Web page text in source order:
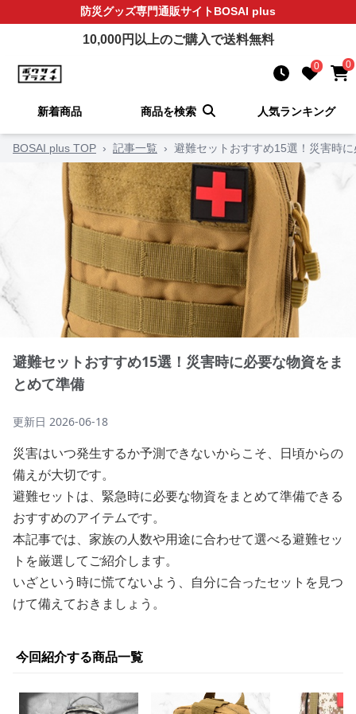
防災グッズ専門通販サイトBOSAI plus
10,000円以上のご購入で送料無料
0 0
新着商品 商品を検索 人気ランキング
BOSAI plus TOP › 記事一覧 › 避難セットおすすめ15選！災害時
避難セットおすすめ15選！災害時に必要な物資をま
とめて準備
更新日 2026-06-18
災害はいつ発生するか予測できないからこそ、日頃からの
備えが大切です。
避難セットは、緊急時に必要な物資をまとめて準備できる
おすすめのアイテムです。
本記事では、家族の人数や用途に合わせて選べる避難セッ
トを厳選してご紹介します。
いざという時に慌てないよう、自分に合ったセットを見つ
けて備えておきましょう。
今回紹介する商品一覧